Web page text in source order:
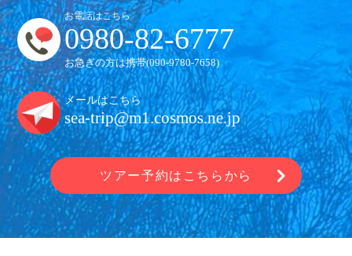
お電話はこちら
0980-82-6777
お急ぎの方は携帯(090-9780-7658)
メールはこちら
sea-trip@m1.cosmos.ne.jp
ツアー予約はこちらから